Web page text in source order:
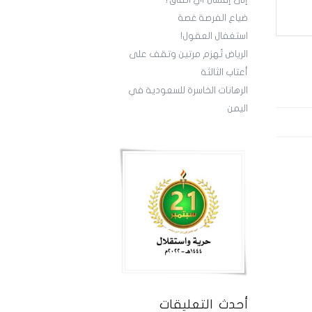
‏ضياع الفرصة غصة
استغفال العقول!
الرياض تُهزم مرتين وتقف على
أعتاب الثالثة
‏الرهانات الخاسرة للسعودية في
اليمن
أحدث التعليقات